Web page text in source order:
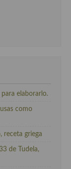
elaborarlo.
como
receta griega
de Tudela,